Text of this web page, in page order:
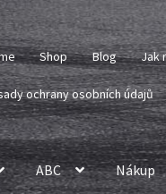
Shop Blog Jak
ochrany osobních údajů
ABC Nákup